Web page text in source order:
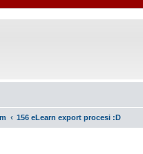
‹ 156 eLearn export procesi :D